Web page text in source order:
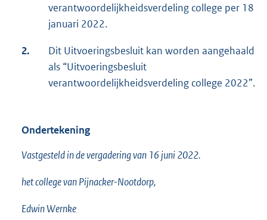
verantwoordelijkheidsverdeling college per 18
januari 2022.
2.
Dit Uitvoeringsbesluit kan worden aangehaald
als “Uitvoeringsbesluit
verantwoordelijkheidsverdeling college 2022”.
Ondertekening
Vastgesteld in de vergadering van 16 juni 2022.
het college van Pijnacker-Nootdorp,
Edwin Wernke